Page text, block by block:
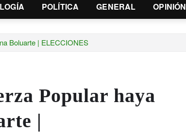
POLÍTICA GENERAL OPINIÓN
Boluarte | ELECCIONES
Popular haya
|